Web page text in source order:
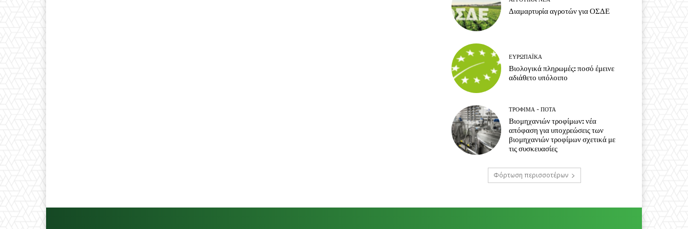
Διαμαρτυρία αγροτών για ΟΣΔΕ
ΕΥΡΩΠΑΪΚΆ
Βιολογικά πληρωμές: ποσό έμεινε
αδιάθετο υπόλοιπο
ΤΡΌΦΙΜΑ - ΠΟΤΆ
Βιομηχανιών τροφίμων: νέα
απόφαση για υποχρεώσεις των
βιομηχανιών τροφίμων σχετικά με
τις συσκευασίες
Φόρτωση περισσοτέρων